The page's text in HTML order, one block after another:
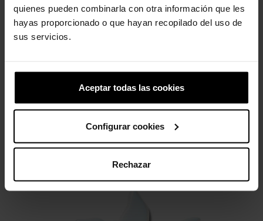
quienes pueden combinarla con otra información que les
hayas proporcionado o que hayan recopilado del uso de
sus servicios.
Aceptar todas las cookies
Configurar cookies
Rechazar
Flor rosa
4 otros productos de la misma